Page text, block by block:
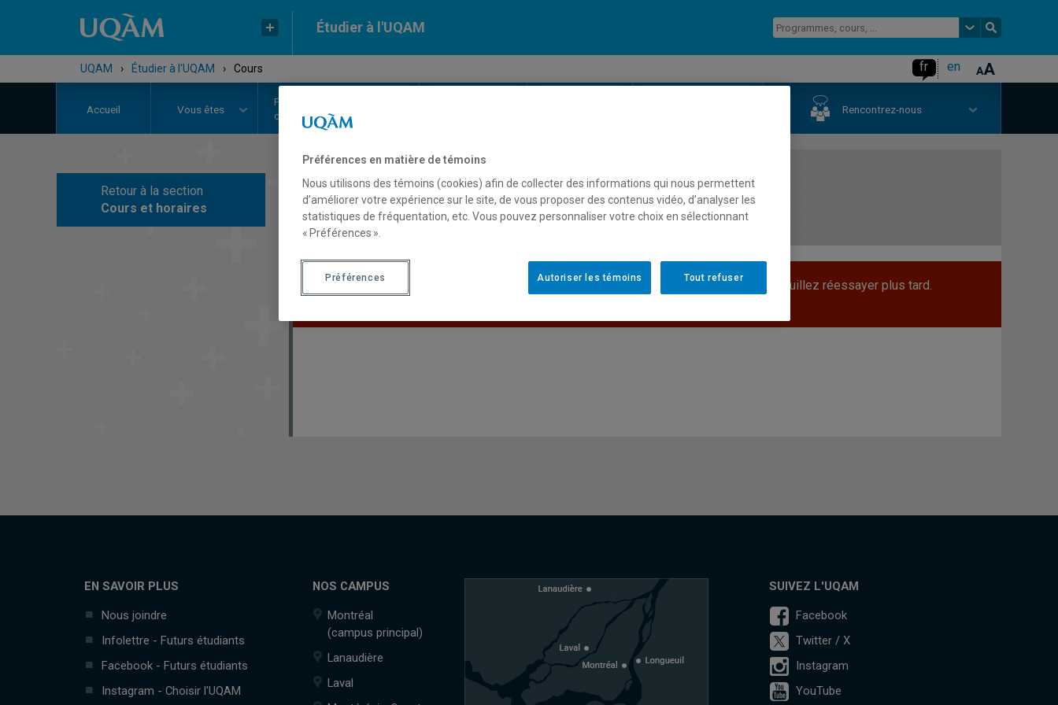
Étudier à l'UQAM
UQAM › Étudier à l'UQAM › Cours fr en
Accueil Vous êtes
Programmes,
cours et admission
Rencontrez-nous
Retour à la section
Cours et horaires
Aucun résultat
Les bases de données institutionnelles sont indisponibles pour le moment. Veuillez réessayer plus tard.
EN SAVOIR PLUS
Nous joindre
Infolettre - Futurs étudiants
Facebook - Futurs étudiants
Instagram - Choisir l'UQAM
NOS CAMPUS
Montréal
(campus principal)
Lanaudière
Laval
SUIVEZ L'UQAM
Facebook
Twitter / X
Instagram
YouTube
Préférences en matière de témoins
Nous utilisons des témoins (cookies) afin de collecter des informations qui nous permettent
d’améliorer votre expérience sur le site, de vous proposer des contenus vidéo, d’analyser les
statistiques de fréquentation, etc. Vous pouvez personnaliser votre choix en sélectionnant
« Préférences ».
Tout refuser
Autoriser les témoins
Préférences